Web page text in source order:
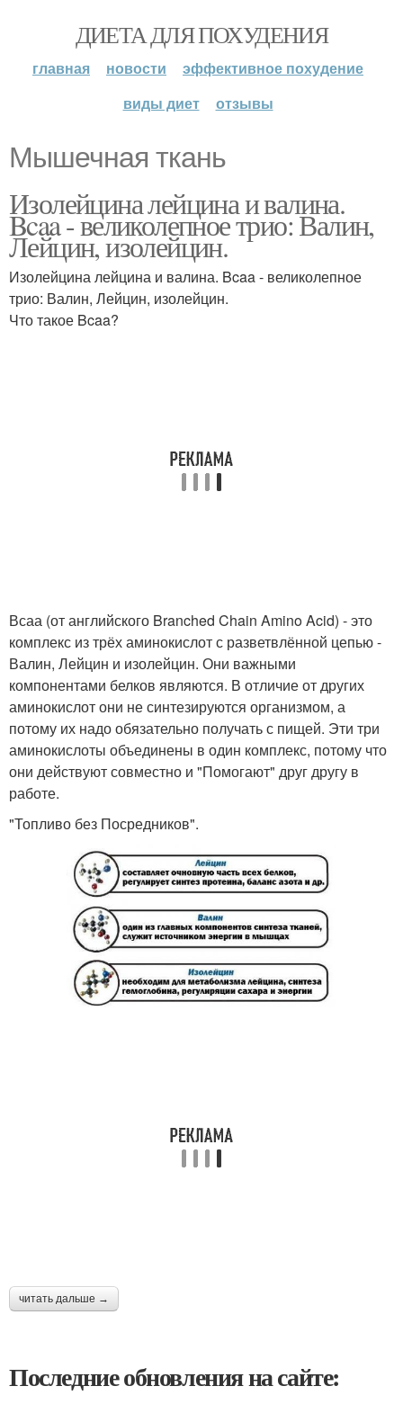
ДИЕТА ДЛЯ ПОХУДЕНИЯ
главная новости
эффективное похудение
виды диет
отзывы
Мышечная ткань
Изолейцина лейцина и валина.
Bcaa - великолепное трио: Валин,
Лейцин, изолейцин.
Изолейцина лейцина и валина. Bcaa - великолепное
трио: Валин, Лейцин, изолейцин.
Что такое Bcaa?
Всаа (от английского Branched Chain Amino Acid) - это
комплекс из трёх аминокислот с разветвлённой цепью -
Валин, Лейцин и изолейцин. Они важными
компонентами белков являются. В отличие от других
аминокислот они не синтезируются организмом, а
потому их надо обязательно получать с пищей. Эти три
аминокислоты объединены в один комплекс, потому что
они действуют совместно и "Помогают" друг другу в
работе.
"Топливо без Посредников".
читать дальше →
Последние обновления на сайте: